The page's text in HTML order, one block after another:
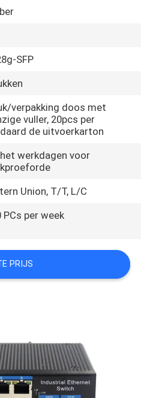
SFP
verpakking doos met
vuller, 20pcs per
de uitvoerkarton
werkdagen voor
Union, T/T, L/C
PCs per week
PRIJS